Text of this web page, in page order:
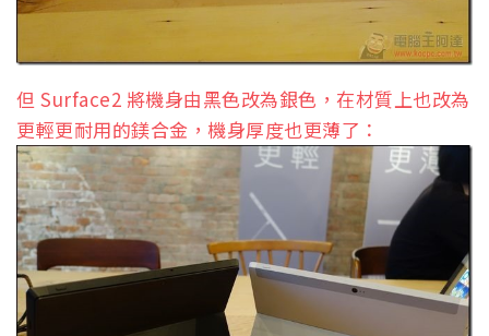
但 Surface2 將機身由黑色改為銀色，在材質上也改為
更輕更耐用的鎂合金，機身厚度也更薄了：